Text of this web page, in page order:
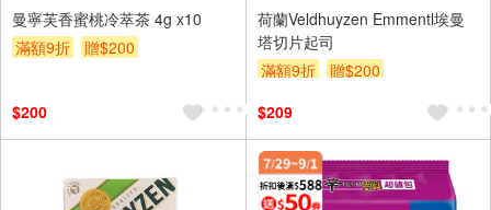
曼寧芙香蜜桃冷萃茶 4g x10
滿額9折
贈$200
$200
荷蘭Veldhuyzen Emmentl埃曼
塔切片起司
滿額9折
贈$200
$209